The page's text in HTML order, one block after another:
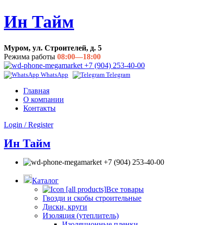
Ин Тайм
Муром, ул. Строителей, д. 5
Режима работы 08:00—18:00
+7 (904) 253-40-00
WhatsApp Telegram
Главная
О компании
Контакты
Login / Register
Ин Тайм
+7 (904) 253-40-00
Каталог
Все товары
Гвозди и скобы строительные
Диски, круги
Изоляция (утеплитель)